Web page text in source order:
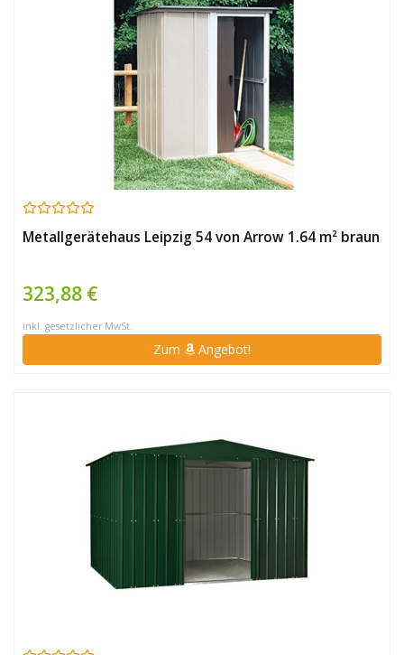
Metallgerätehaus Leipzig 54 von Arrow 1.64 m² braun
323,88 €
inkl. gesetzlicher MwSt.
Zum Angebot!